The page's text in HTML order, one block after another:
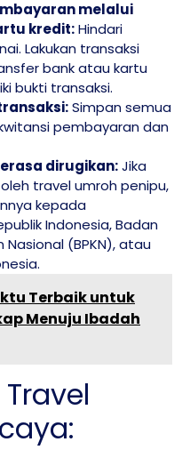
melalui
kredit:Hindari
Lakukan transaksi
bank atau kartu
bukti transaksi.
Simpan semua
pembayaran dan
dirugikan:Jika
travel umroh penipu,
kepada
Indonesia, Badan
Nasional (BPKN), atau
Terbaik untuk
Menuju Ibadah